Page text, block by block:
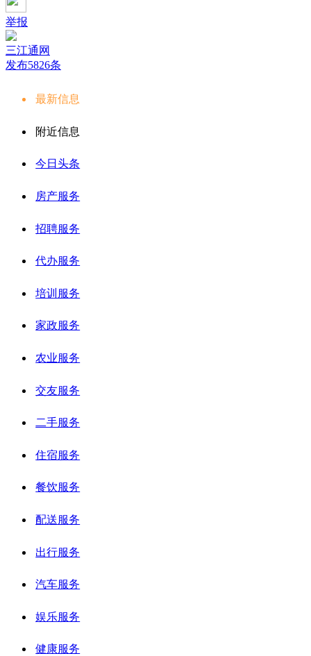
举报
三江通网
发布5826条
最新信息
附近信息
今日头条
房产服务
招聘服务
代办服务
培训服务
家政服务
农业服务
交友服务
二手服务
住宿服务
餐饮服务
配送服务
出行服务
汽车服务
娱乐服务
健康服务